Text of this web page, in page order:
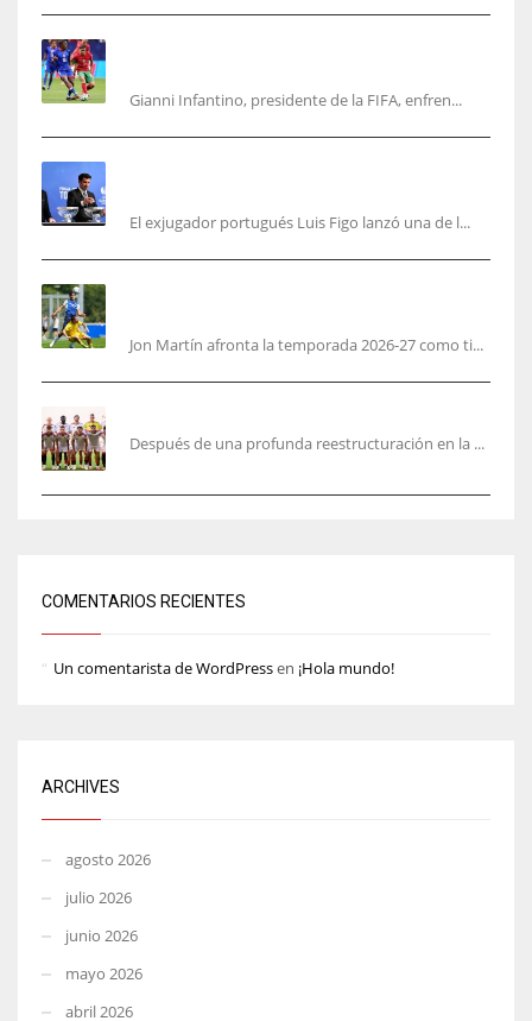
Gianni Infantino, presidente de la FIFA, enfren...
El exjugador portugués Luis Figo lanzó una de l...
Jon Martín afronta la temporada 2026-27 como ti...
Después de una profunda reestructuración en la ...
COMENTARIOS RECIENTES
Un comentarista de WordPressen ¡Hola mundo!
ARCHIVES
agosto 2026
julio 2026
junio 2026
mayo 2026
abril 2026